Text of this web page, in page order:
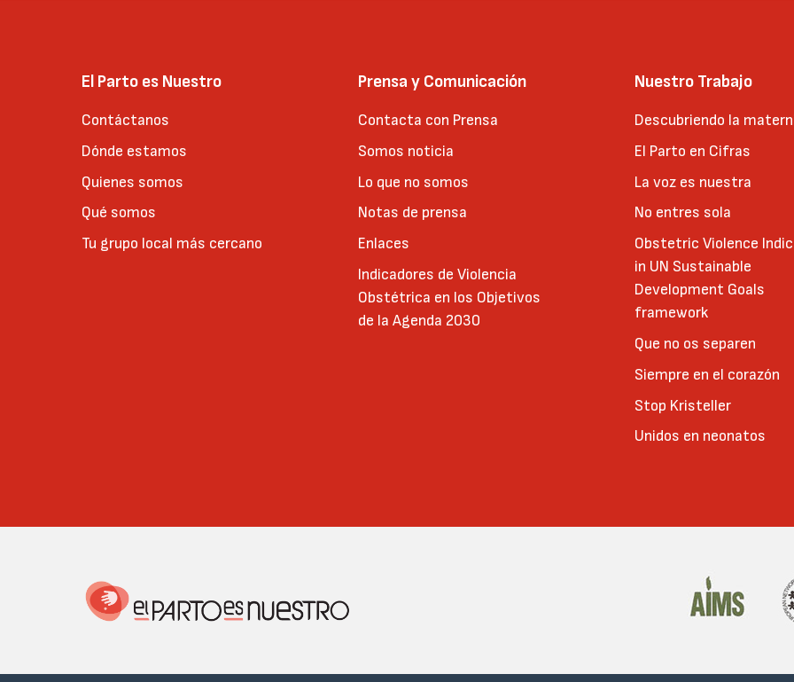
El Parto es Nuestro
Contáctanos
Dónde estamos
Quienes somos
Qué somos
Tu grupo local más cercano
Prensa y Comunicación
Contacta con Prensa
Somos noticia
Lo que no somos
Notas de prensa
Enlaces
Indicadores de Violencia
Obstétrica en los Objetivos
de la Agenda 2030
Nuestro Trabajo
Descubriendo la
El Parto en Cifras
La voz es nuestra
No entres sola
Obstetric Violence
in UN Sustainable
Development Goals
framework
Que no os separen
Siempre en el corazón
Stop Kristeller
Unidos en neonatos